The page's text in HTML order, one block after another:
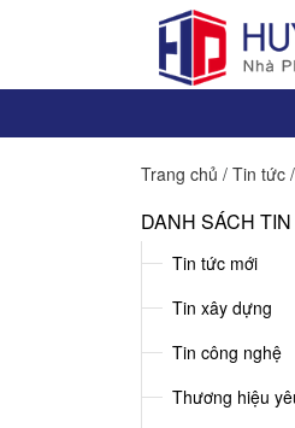
Trang chủ / Tin tức /
DANH SÁCH
Tin tức mới
Tin xây dựng
Tin công nghệ
Thương hiệu